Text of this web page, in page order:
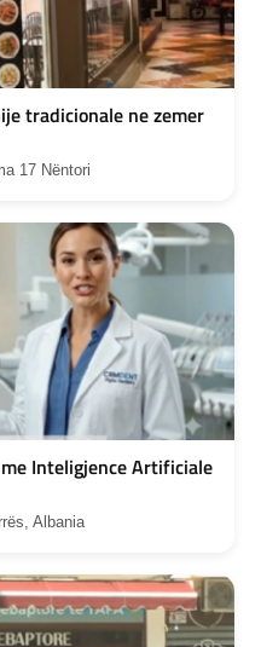
tradicionale ne zemer
17 Nëntori
Inteligjence Artificiale
Albania